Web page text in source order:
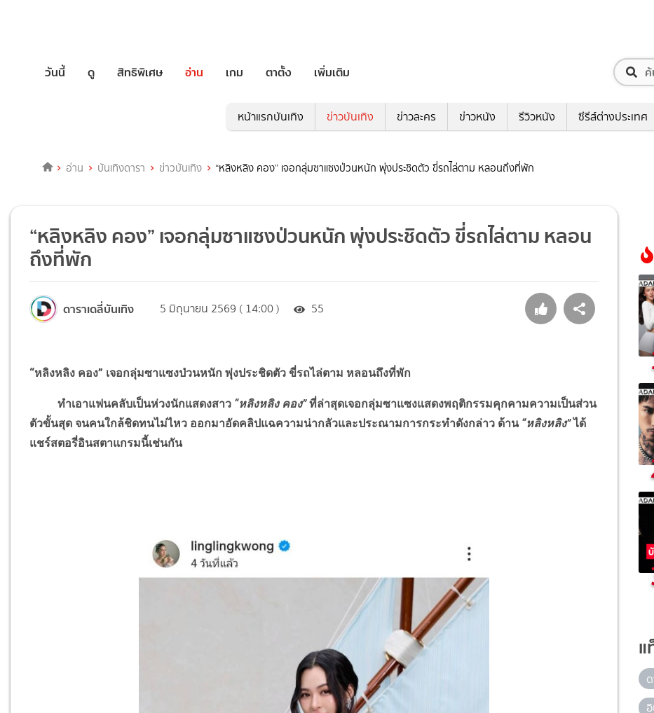
วันนี้ ดู สิทธิพิเศษ อ่าน เกม ตาตั้ง เพิ่มเติม
หน้าแรกบันเทิง ข่าวบันเทิง ข่าวละคร ข่าวหนัง รีวิวหนัง ซีรีส์ต่างประเทศ
อ่าน บันเทิงดารา ข่าวบันเทิง “หลิงหลิง คอง” เจอกลุ่มซาแซงป่วนหนัก พุ่งประชิดตัว ขี่รถไล่ตาม หลอนถึงที่พัก
“หลิงหลิง คอง” เจอกลุ่มซาแซงป่วนหนัก พุ่งประชิดตัว ขี่รถไล่ตาม หลอน
ถึงที่พัก
ดาราเดลี่บันเทิง 5 มิถุนายน 2569 ( 14:00 ) 55
“หลิงหลิง คอง” เจอกลุ่มซาแซงป่วนหนัก พุ่งประชิดตัว ขี่รถไล่ตาม หลอนถึงที่พัก
ทำเอาแฟนคลับเป็นห่วงนักแสดงสาว “หลิงหลิง คอง”ที่ล่าสุดเจอกลุ่มซาแซงแสดงพฤติกรรมคุกคามความเป็นส่วน
ตัวขั้นสุด จนคนใกล้ชิดทนไม่ไหว ออกมาอัดคลิปแฉความน่ากลัวและประณามการกระทำดังกล่าว ด้าน “หลิงหลิง”ได้
แชร์สตอรี่อินสตาแกรมนี้เช่นกัน